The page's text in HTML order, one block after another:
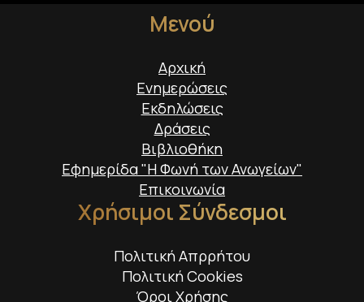
Μενού
Αρχική
Ενημερώσεις
Εκδηλώσεις
Δράσεις
Βιβλιοθήκη
Εφημερίδα "Η Φωνή των Ανωγείων"
Επικοινωνία
Χρήσιμοι Σύνδεσμοι
Πολιτική Απρρήτου
Πολιτική Cookies
Όροι Χρήσης